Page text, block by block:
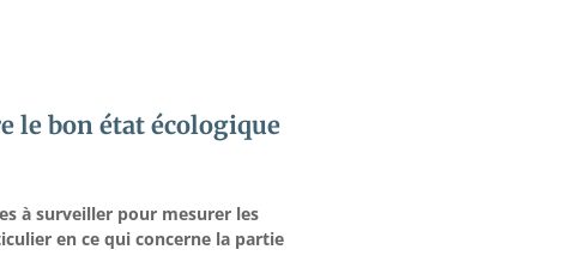
le bon état écologique
à surveiller pour mesurer les
en ce qui concerne la partie